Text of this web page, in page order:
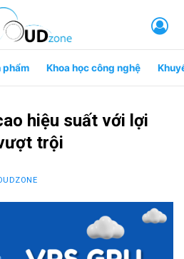
phẩm Khoa học công nghệ
hiệu suất với lợi
trội